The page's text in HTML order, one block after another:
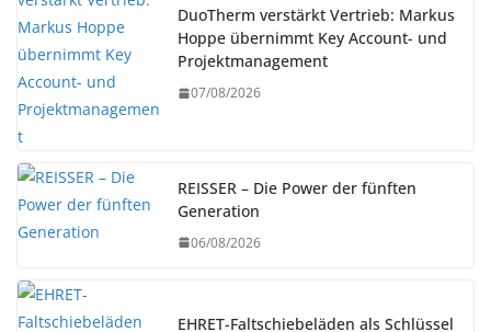
DuoTherm verstärkt Vertrieb: Markus
Hoppe übernimmt Key Account- und
Projektmanagement
07/08/2026
REISSER – Die Power der fünften
Generation
06/08/2026
EHRET-Faltschiebeläden als Schlüssel